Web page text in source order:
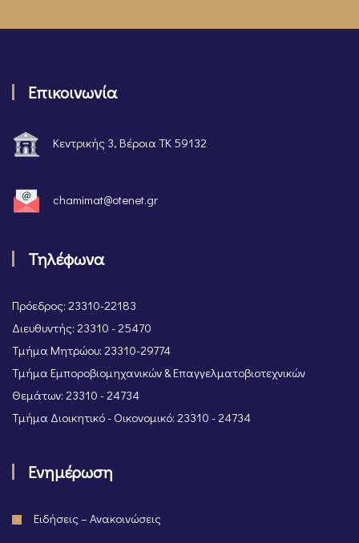
Επικοινωνία
Κεντρικής 3, Βέροια ΤΚ 59132
chamimat@otenet.gr
Τηλέφωνα
Πρόεδρος: 23310-22183
Διευθυντής: 23310 - 25470
Τμήμα Μητρώου: 23310-29774
Τμήμα Εμποροβιομηχανικών & Επαγγελματοβιοτεχνικών
Θεμάτων: 23310 - 24734
Τμήμα Διοικητικό - Οικονομικό: 23310 - 24734
Ενημέρωση
Ειδήσεις – Ανακοινώσεις